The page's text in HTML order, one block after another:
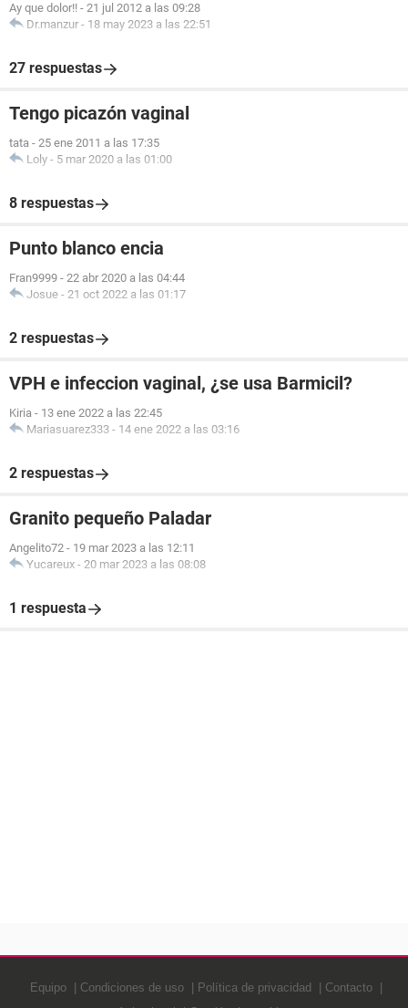
Ay que dolor!! - 21 jul 2012 a las 09:28
Dr.manzur - 18 may 2023 a las 22:51
27 respuestas
Tengo picazón vaginal
tata - 25 ene 2011 a las 17:35
Loly - 5 mar 2020 a las 01:00
8 respuestas
Punto blanco encia
Fran9999 - 22 abr 2020 a las 04:44
Josue - 21 oct 2022 a las 01:17
2 respuestas
VPH e infeccion vaginal, ¿se usa Barmicil?
Kiria - 13 ene 2022 a las 22:45
Mariasuarez333 - 14 ene 2022 a las 03:16
2 respuestas
Granito pequeño Paladar
Angelito72 - 19 mar 2023 a las 12:11
Yucareux - 20 mar 2023 a las 08:08
1 respuesta
Equipo Condiciones de uso Política de privacidad
Contacto